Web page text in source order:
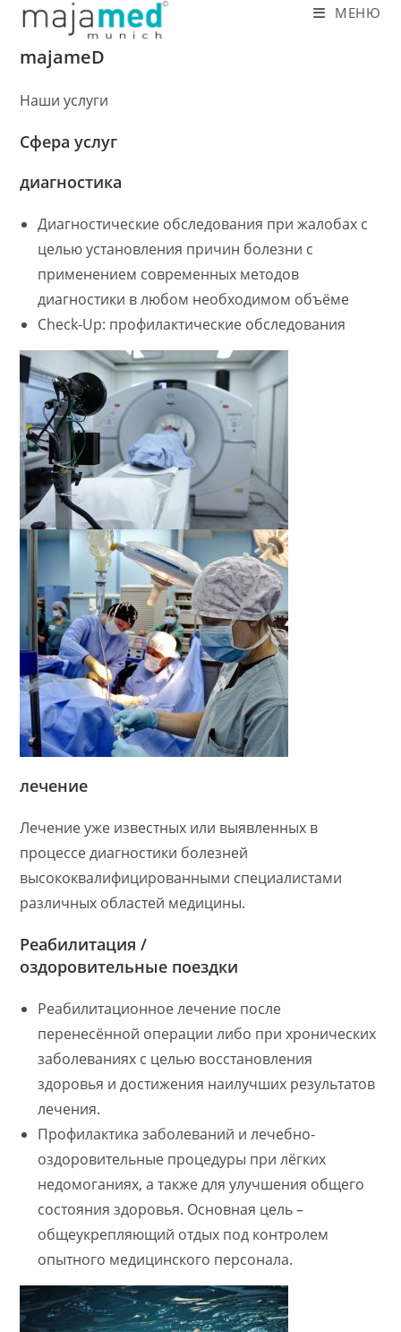
Перейти
содержимому
МЕНЮ
majameD
Наши услуги
Сфера услуг
диагностика
Диагностические обследования при жалобах с
целью установления причин болезни с
применением современных методов
диагностики в любом необходимом объёме
Check-Up: профилактические обследования
лечение
Лечение уже известных или выявленных в
процессе диагностики болезней
высококвалифицированными специалистами
различных областей медицины.
Реабилитация /
оздоровительные поездки
Реабилитационное лечение после
перенесённой операции либо при хронических
заболеваниях с целью восстановления
здоровья и достижения наилучших результатов
лечения.
Профилактика заболеваний и лечебно-
оздоровительные процедуры при лёгких
недомоганиях, а также для улучшения общего
состояния здоровья. Основная цель –
общеукрепляющий отдых под контролем
опытного медицинского персонала.